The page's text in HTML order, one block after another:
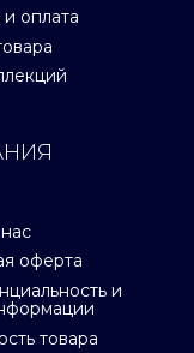
оплата
оферта
и
товара